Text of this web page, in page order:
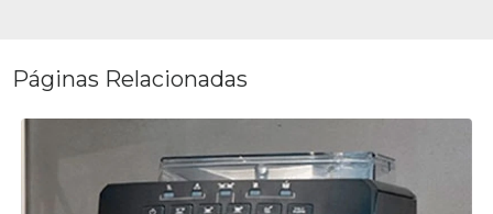
Páginas Relacionadas